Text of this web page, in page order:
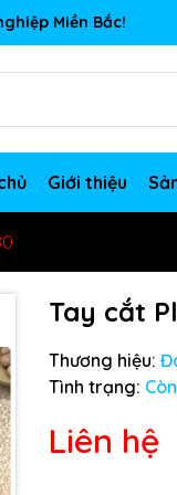
Miền Bắc!
Giới thiệu
Tay cắt
Thương hiệu:
Tình trạng:
Liên hệ